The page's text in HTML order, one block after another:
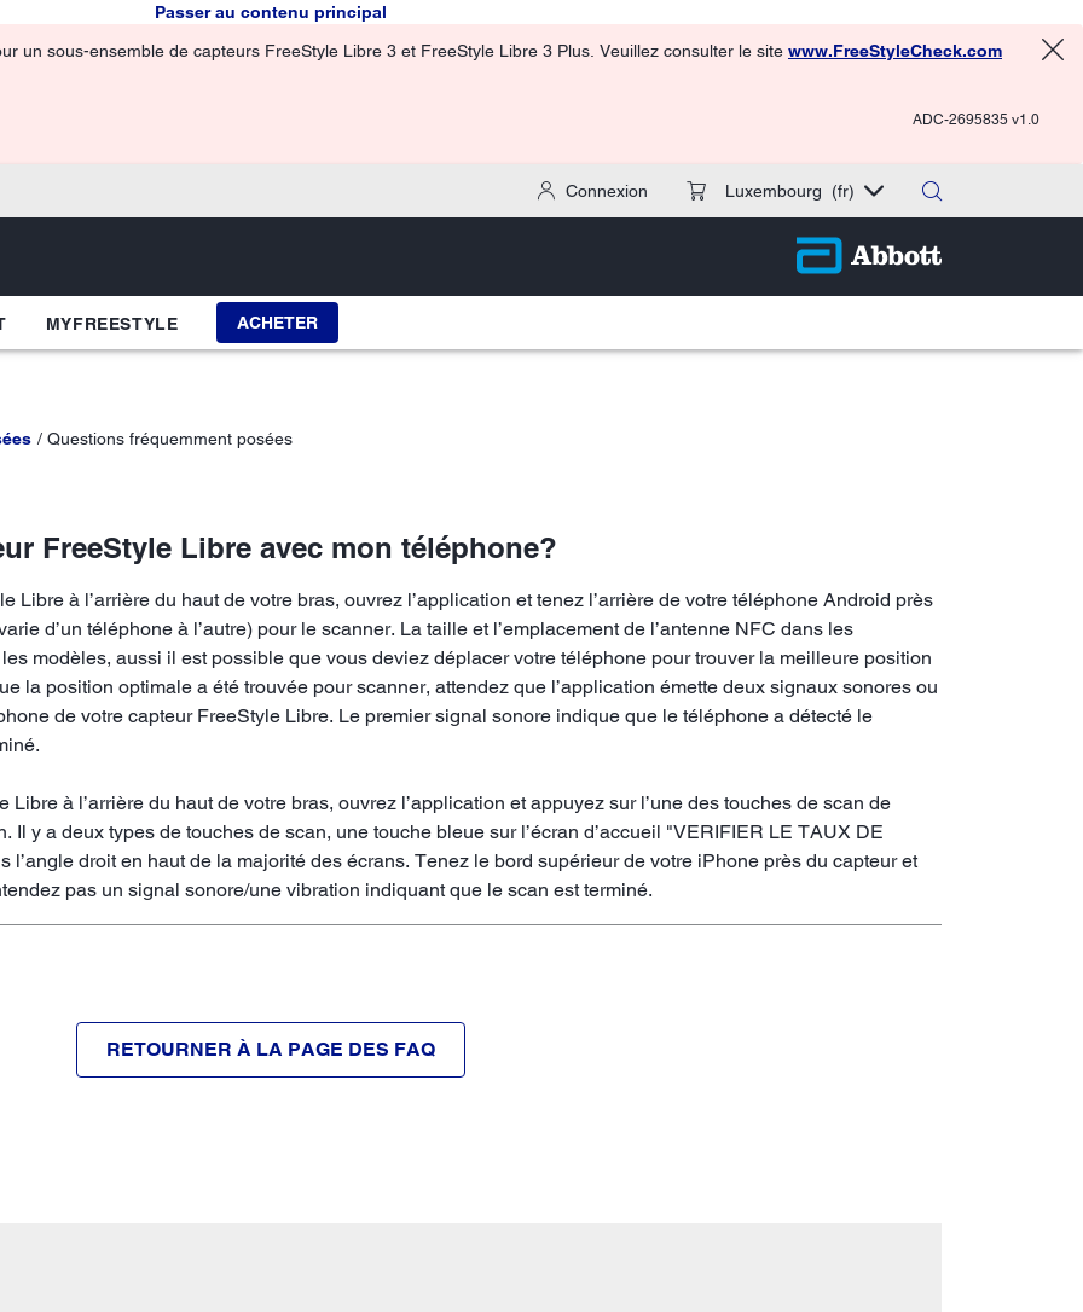
Passer au contenu principal
un sous-ensemble de capteurs FreeStyle Libre 3 et FreeStyle Libre 3 Plus. Veuillez consulter le site www.FreeStyleCheck.com
ADC-2695835 v1.0
Connexion Luxembourg (fr)
MYFREESTYLE ACHETER
Questions fréquemment posées
FreeStyle Libre avec mon téléphone?
Libre à l’arrière du haut de votre bras, ouvrez l’application et tenez l’arrière de votre téléphone Android près
d’un téléphone à l’autre) pour le scanner. La taille et l’emplacement de l’antenne NFC dans les
modèles, aussi il est possible que vous deviez déplacer votre téléphone pour trouver la meilleure position
la position optimale a été trouvée pour scanner, attendez que l’application émette deux signaux sonores ou
de votre capteur FreeStyle Libre. Le premier signal sonore indique que le téléphone a détecté le
à l’arrière du haut de votre bras, ouvrez l’application et appuyez sur l’une des touches de scan de
Il y a deux types de touches de scan, une touche bleue sur l’écran d’accueil "VERIFIER LE TAUX DE
droit en haut de la majorité des écrans. Tenez le bord supérieur de votre iPhone près du capteur et
pas un signal sonore/une vibration indiquant que le scan est terminé.
RETOURNER À LA PAGE DES FAQ